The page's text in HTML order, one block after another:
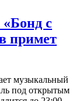
с
примет
музыкальный
под открытым